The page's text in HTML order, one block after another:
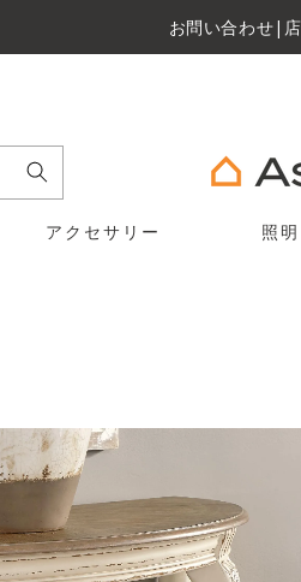
お問い合わせ|
アクセサリー 照明